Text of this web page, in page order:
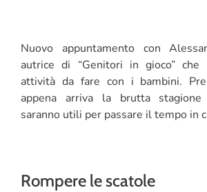
TEMPO LIBERO
CORSI
Nuovo appuntamento con
autrice di “Genitori in gioco” che
attività da fare con i bambini.
appena arriva la brutta
saranno utili per passare il tempo in
Rompere le scatole